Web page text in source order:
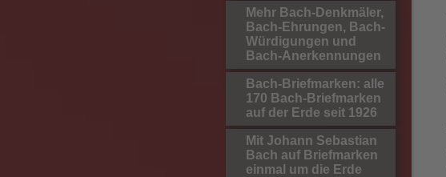
Mehr Bach-Denkmäler,
Bach-Ehrungen, Bach-
Würdigungen und
Bach-Anerkennungen
Bach-Briefmarken: alle
170 Bach-Briefmarken
auf der Erde seit 1926
Mit Johann Sebastian
Bach auf Briefmarken
einmal um die Erde